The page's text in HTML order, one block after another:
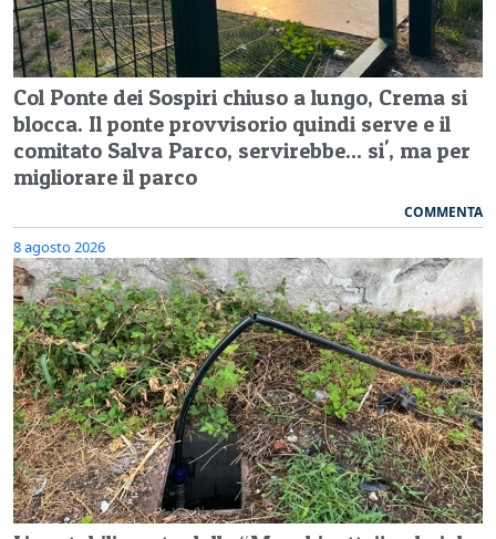
Col Ponte dei Sospiri chiuso a lungo, Crema si
blocca. Il ponte provvisorio quindi serve e il
comitato Salva Parco, servirebbe... si', ma per
migliorare il parco
COMMENTA
8 agosto 2026